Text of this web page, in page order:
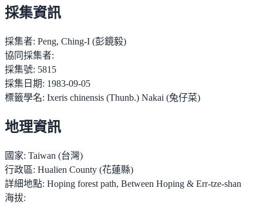
採集資訊
採集者: Peng, Ching-I (彭鏡毅)
協同採集者:
採集號: 5815
採集日期: 1983-09-05
標籤學名: Ixeris chinensis (Thunb.) Nakai (兔仔菜)
地理資訊
國家: Taiwan (台灣)
行政區: Hualien County (花蓮縣)
詳細地點: Hoping forest path, Between Hoping & Err-tze-shan
海拔: